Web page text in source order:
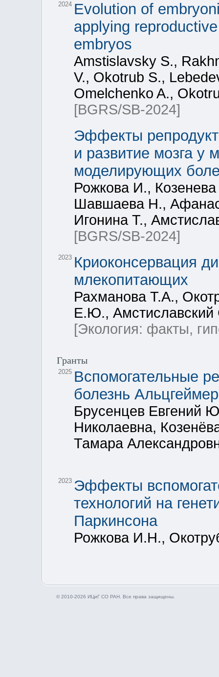
2024 Evolution of
applying
embryos
Amstislavsky S.,
V., Okotrub S.,
Omelchenko A.,
[BGRS/SB-2024]
Эффекты
и развитие мозга
моделирующих
Рожкова И.,
Шавшаева Н.,
Игонина Т.,
[BGRS/SB-2024]
2023 Криоконсервация
млекопитающих
Рахманова Т.А.,
Е.Ю.,
[Экология: факты,
Гранты
2025 Вспомогательные
болезнь
Брусенцев Евгений
Николаевна,
Тамара
2023 Эффекты
технологий на
Паркинсона
Рожкова И.Н.,
© 2010-2026 ИЦиГ СО РАН. Все права защищены.